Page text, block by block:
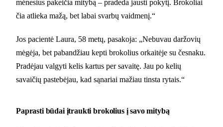
mėnesius pakeičia mitybą – pradeda jausti pokytį. Brokoliai
čia atlieka mažą, bet labai svarbų vaidmenį.“
Jos pacientė Laura, 58 metų, pasakoja: „Nebuvau daržovių
mėgėja, bet pabandžiau kepti brokolius orkaitėje su česnaku.
Pradėjau valgyti kelis kartus per savaitę. Jau po kelių
savaičių pastebėjau, kad sąnariai mažiau tinsta rytais.“
Paprasti būdai įtraukti brokolius į savo mitybą